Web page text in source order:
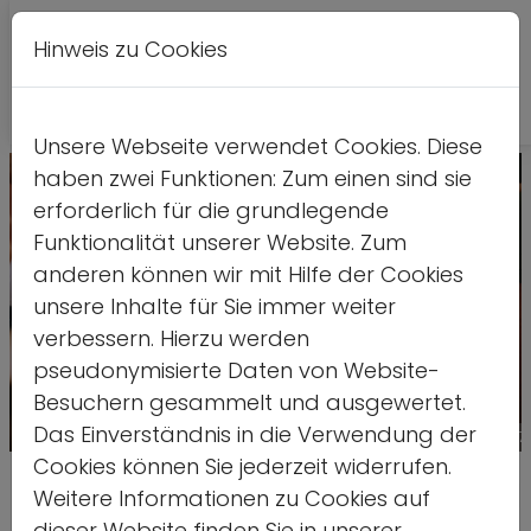
Quelle: stock.adobe.com/
Einsparungen bei
Hinweis zu Cookies
Unsere Webseite verwendet Cookies. Diese
haben zwei Funktionen: Zum einen sind sie
erforderlich für die grundlegende
Funktionalität unserer Website. Zum
anderen können wir mit Hilfe der Cookies
unsere Inhalte für Sie immer weiter
verbessern. Hierzu werden
pseudonymisierte Daten von Website-
Besuchern gesammelt und ausgewertet.
Das Einverständnis in die Verwendung der
Cookies können Sie jederzeit widerrufen.
Weitere Informationen zu Cookies auf